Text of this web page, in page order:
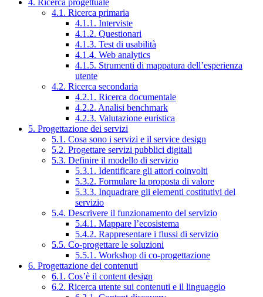
4.1. Ricerca primaria
4.1.1. Interviste
4.1.2. Questionari
4.1.3. Test di usabilità
4.1.4. Web analytics
4.1.5. Strumenti di mappatura dell’esperienza
utente
4.2. Ricerca secondaria
4.2.1. Ricerca documentale
4.2.2. Analisi benchmark
4.2.3. Valutazione euristica
5. Progettazione dei servizi
5.1. Cosa sono i servizi e il service design
5.2. Progettare servizi pubblici digitali
5.3. Definire il modello di servizio
5.3.1. Identificare gli attori coinvolti
5.3.2. Formulare la proposta di valore
5.3.3. Inquadrare gli elementi costitutivi del
servizio
5.4. Descrivere il funzionamento del servizio
5.4.1. Mappare l’ecosistema
5.4.2. Rappresentare i flussi di servizio
5.5. Co-progettare le soluzioni
5.5.1. Workshop di co-progettazione
6. Progettazione dei contenuti
6.1. Cos’è il content design
6.2. Ricerca utente sui contenuti e il linguaggio